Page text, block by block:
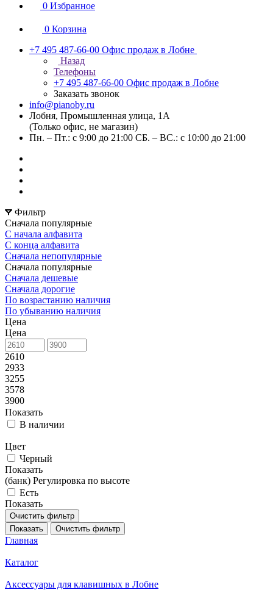
0 Избранное
0 Корзина
+7 495 487-66-00 Офис продаж в Лобне
Назад
Телефоны
+7 495 487-66-00 Офис продаж в Лобне
Заказать звонок
info@pianoby.ru
Лобня, Промышленная улица, 1А
(Только офис, не магазин)
Пн. – Пт.: с 9:00 до 21:00 СБ. – ВС.: с 10:00 до 21:00
Фильтр
Сначала популярные
С начала алфавита
С конца алфавита
Сначала непопулярные
Сначала популярные
Сначала дешевые
Сначала дорогие
По возрастанию наличия
По убыванию наличия
Цена
Цена
2610
2933
3255
3578
3900
Показать
В наличии
Цвет
Черный
Показать
(банк) Регулировка по высоте
Есть
Показать
Очистить фильтр
Показать
Очистить фильтр
Главная
Каталог
Аксессуары для клавишных в Лобне